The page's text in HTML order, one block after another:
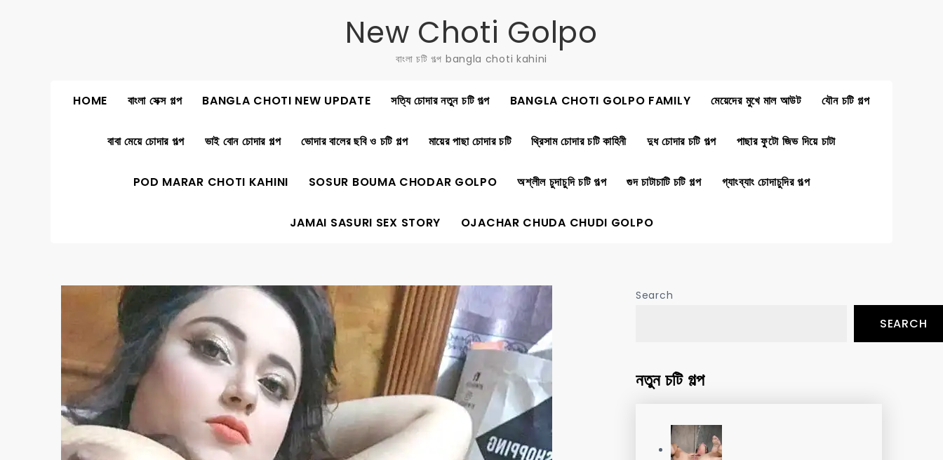
New Choti Golpo
বাংলা চটি গল্প bangla choti kahini
HOME বাংলা সেক্স গল্প BANGLA CHOTI NEW UPDATE সত্যি চোদার নতুন চটি গল্প BANGLA CHOTI GOLPO FAMILY মেয়েদের মুখে মাল আউট যৌন চটি গল্প
বাবা মেয়ে চোদার গল্প ভাই বোন চোদার গল্প ভোদার বালের ছবি ও চটি গল্প মায়ের পাছা চোদার চটি থ্রিসাম চোদার চটি কাহিনী দুধ চোদার চটি গল্প পাছার ফুটো জিভ দিয়ে চাটা
POD MARAR CHOTI KAHINI SOSUR BOUMA CHODAR GOLPO অশ্লীল চুদাচুদি চটি গল্প গুদ চাটাচাটি চটি গল্প গ্যাংব্যাং চোদাচুদির গল্প
JAMAI SASURI SEX STORY OJACHAR CHUDA CHUDI GOLPO
Search
SEARCH
নতুন চটি গল্প